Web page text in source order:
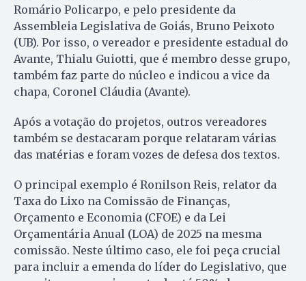
Romário Policarpo, e pelo presidente da
Assembleia Legislativa de Goiás, Bruno Peixoto
(UB). Por isso, o vereador e presidente estadual do
Avante, Thialu Guiotti, que é membro desse grupo,
também faz parte do núcleo e indicou a vice da
chapa, Coronel Cláudia (Avante).
Após a votação do projetos, outros vereadores
também se destacaram porque relataram várias
das matérias e foram vozes de defesa dos textos.
O principal exemplo é Ronilson Reis, relator da
Taxa do Lixo na Comissão de Finanças,
Orçamento e Economia (CFOE) e da Lei
Orçamentária Anual (LOA) de 2025 na mesma
comissão. Neste último caso, ele foi peça crucial
para incluir a emenda do líder do Legislativo, que